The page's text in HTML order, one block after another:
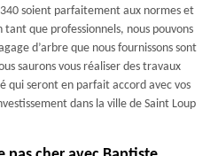
soient parfaitement aux normes et
tant que professionnels, nous pouvons
d’arbre que nous fournissons sont
saurons vous réaliser des travaux
qui seront en parfait accord avec vos
dans la ville de Saint Loup